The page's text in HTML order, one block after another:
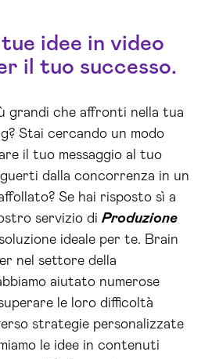
idee in video
il tuo successo.
grandi che affronti nella tua
Stai cercando un modo
il tuo messaggio al tuo
dalla concorrenza in un
Se hai risposto sì a
servizio di Produzione
ideale per te. Brain
nel settore della
aiutato numerose
le loro difficoltà
strategie personalizzate
le idee in contenuti